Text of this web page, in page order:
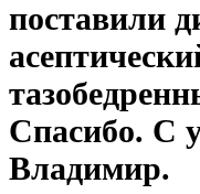
поставили
Спасибо. С
Владимир.